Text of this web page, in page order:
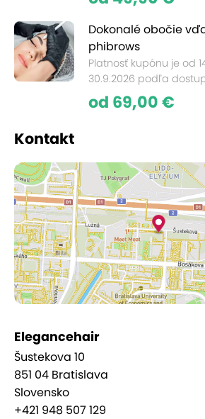
Dokonalé obočie
phibrows
Platnosť kupónu je od
30.9.2026 podľa
od 69,00 €
Kontakt
Elegancehair
Šustekova 10
851 04 Bratislava
Slovensko
+421 948 507 129